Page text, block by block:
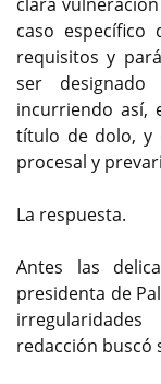
caso
requisitos y
ser designado
incurriendo así,
título de dolo, y
procesal y
La respuesta.
Antes las
presidenta de
redacción buscó